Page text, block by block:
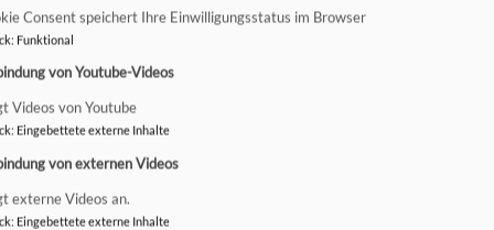
Consent speichert Ihre Einwilligungsstatus im Browser
: Funktional
von Youtube-Videos
Videos von Youtube
: Eingebettete externe Inhalte
von externen Videos
externe Videos an.
: Eingebettete externe Inhalte